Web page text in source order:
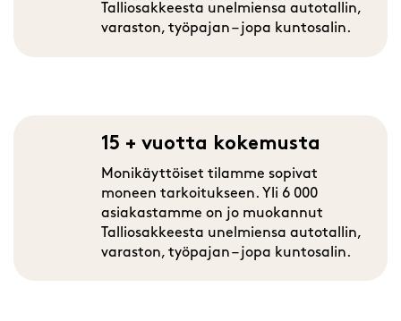
Talliosakkeesta unelmiensa autotallin,
varaston, työpajan – jopa kuntosalin.
15 + vuotta kokemusta
Monikäyttöiset tilamme sopivat
moneen tarkoitukseen. Yli 6 000
asiakastamme on jo muokannut
Talliosakkeesta unelmiensa autotallin,
varaston, työpajan – jopa kuntosalin.